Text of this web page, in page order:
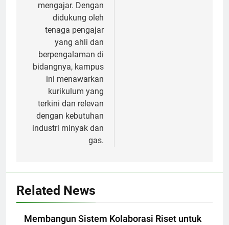
mengajar. Dengan
didukung oleh
tenaga pengajar
yang ahli dan
berpengalaman di
bidangnya, kampus
ini menawarkan
kurikulum yang
terkini dan relevan
dengan kebutuhan
industri minyak dan
gas.
Related News
Membangun Sistem Kolaborasi Riset untuk